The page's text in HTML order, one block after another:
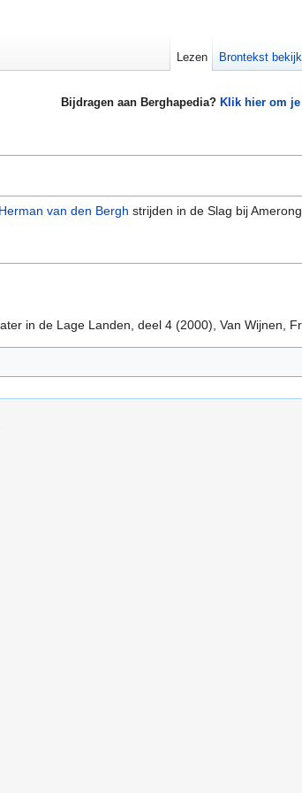
Bijdragen aan Berghapedia? Klik hier om
Herman van den Bergh strijden in de Slag bij
in de Lage Landen, deel 4 (2000), Van Wijnen,
Lezen Brontekst